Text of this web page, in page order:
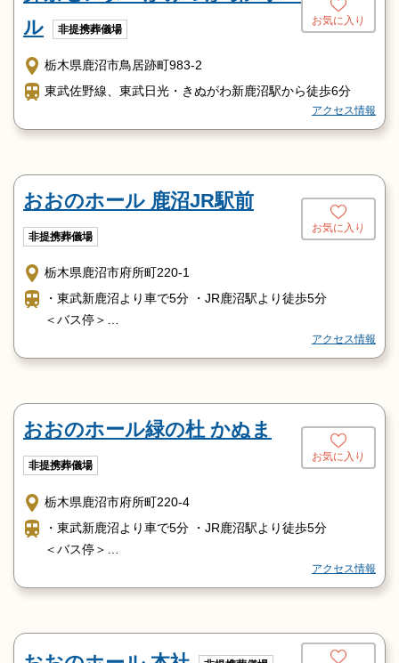
ル
非提携葬儀場
お気に入り
栃木県鹿沼市鳥居跡町983-2
東武佐野線、東武日光・きぬがわ新鹿沼駅から徒歩6分
アクセス情報
おおのホール 鹿沼JR駅前
非提携葬儀場
お気に入り
栃木県鹿沼市府所町220-1
・東武新鹿沼より車で5分 ・JR鹿沼駅より徒歩5分
＜バス停＞
・鹿沼信用金前（鹿沼駅前） ・和貝ガレージ前（鹿沼駅
前）
アクセス情報
おおのホール緑の杜 かぬま
非提携葬儀場
お気に入り
栃木県鹿沼市府所町220-4
・東武新鹿沼より車で5分 ・JR鹿沼駅より徒歩5分
＜バス停＞
・鹿沼信用金前（鹿沼駅前） ・和貝ガレージ前（鹿沼駅
前）
アクセス情報